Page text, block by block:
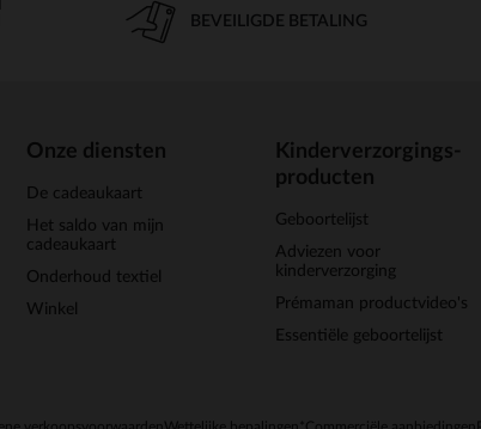
BEVEILIGDE BETALING
Onze diensten
De cadeaukaart
Het saldo van mijn
cadeaukaart
Onderhoud textiel
Winkel
Kinderverzorgings-
producten
Geboortelijst
Adviezen voor
kinderverzorging
Prémaman productvideo's
Essentiële geboortelijst